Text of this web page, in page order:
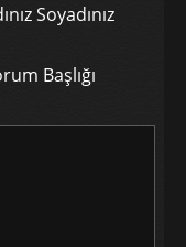
Soyadınız
Başlığı